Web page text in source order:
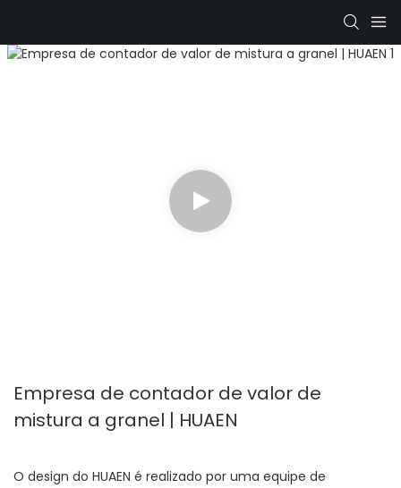
Empresa de contador de valor de
mistura a granel | HUAEN
O design do HUAEN é realizado por uma equipe de